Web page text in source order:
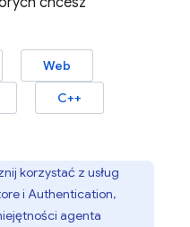
Web
C++
korzystać z usług
i Authentication,
agenta